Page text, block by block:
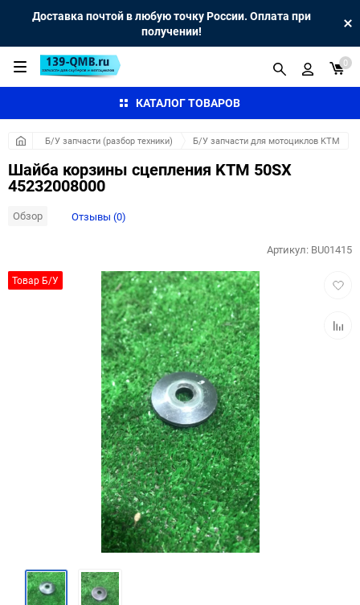
Доставка почтой в любую точку России. Оплата при
получении!
КАТАЛОГ ТОВАРОВ
0
Б/У запчасти (разбор техники) Б/У запчасти для мотоциклов KTM
Шайба корзины сцепления KTM 50SX
45232008000
Обзор Отзывы (0)
Товар Б/У
Артикул: BU01415